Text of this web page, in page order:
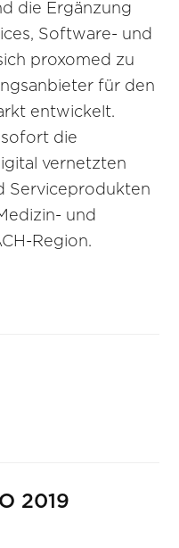
die Ergänzung
Software- und
proxomed zu
für den
entwickelt.
die
vernetzten
Serviceprodukten
und
Region.
2019